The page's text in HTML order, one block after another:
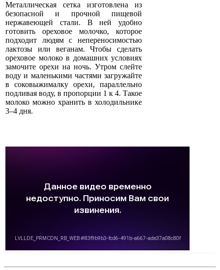
Металлическая сетка изготовлена из
безопасной и прочной пищевой
нержавеющей стали. В ней удобно
готовить ореховое молочко, которое
подходит людям с непереносимостью
лактозы или веганам. Чтобы сделать
ореховое молоко в домашних условиях
замочите орехи на ночь. Утром слейте
воду и маленькими частями загружайте
в соковыжималку орехи, параллельно
подливая воду, в пропорции 1 к 4. Такое
молоко можно хранить в холодильнике
3–4 дня.